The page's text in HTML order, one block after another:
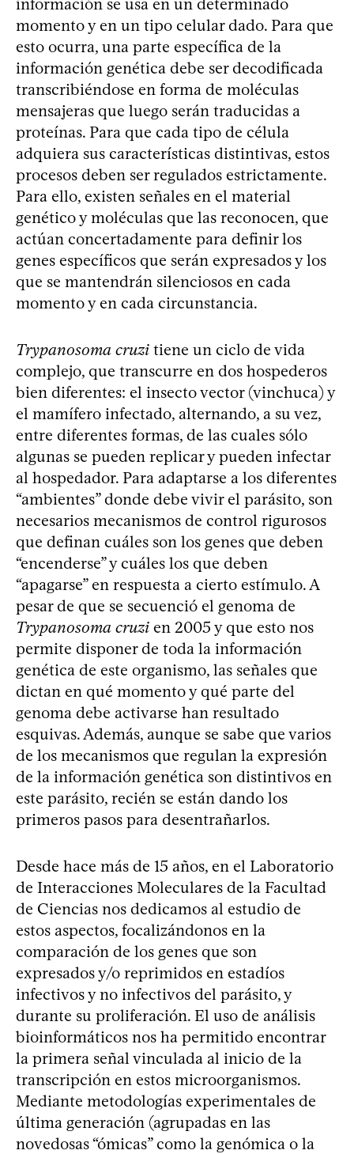
información se usa en un determinado
momento y en un tipo celular dado. Para que
esto ocurra, una parte específica de la
información genética debe ser decodificada
transcribiéndose en forma de moléculas
mensajeras que luego serán traducidas a
proteínas. Para que cada tipo de célula
adquiera sus características distintivas, estos
procesos deben ser regulados estrictamente.
Para ello, existen señales en el material
genético y moléculas que las reconocen, que
actúan concertadamente para definir los
genes específicos que serán expresados y los
que se mantendrán silenciosos en cada
momento y en cada circunstancia.
Trypanosoma cruzi tiene un ciclo de vida
complejo, que transcurre en dos hospederos
bien diferentes: el insecto vector (vinchuca) y
el mamífero infectado, alternando, a su vez,
entre diferentes formas, de las cuales sólo
algunas se pueden replicar y pueden infectar
al hospedador. Para adaptarse a los diferentes
“ambientes” donde debe vivir el parásito, son
necesarios mecanismos de control rigurosos
que definan cuáles son los genes que deben
“encenderse” y cuáles los que deben
“apagarse” en respuesta a cierto estímulo. A
pesar de que se secuenció el genoma de
Trypanosoma cruzi en 2005 y que esto nos
permite disponer de toda la información
genética de este organismo, las señales que
dictan en qué momento y qué parte del
genoma debe activarse han resultado
esquivas. Además, aunque se sabe que varios
de los mecanismos que regulan la expresión
de la información genética son distintivos en
este parásito, recién se están dando los
primeros pasos para desentrañarlos.
Desde hace más de 15 años, en el Laboratorio
de Interacciones Moleculares de la Facultad
de Ciencias nos dedicamos al estudio de
estos aspectos, focalizándonos en la
comparación de los genes que son
expresados y/o reprimidos en estadíos
infectivos y no infectivos del parásito, y
durante su proliferación. El uso de análisis
bioinformáticos nos ha permitido encontrar
la primera señal vinculada al inicio de la
transcripción en estos microorganismos.
Mediante metodologías experimentales de
última generación (agrupadas en las
novedosas “ómicas” como la genómica o la